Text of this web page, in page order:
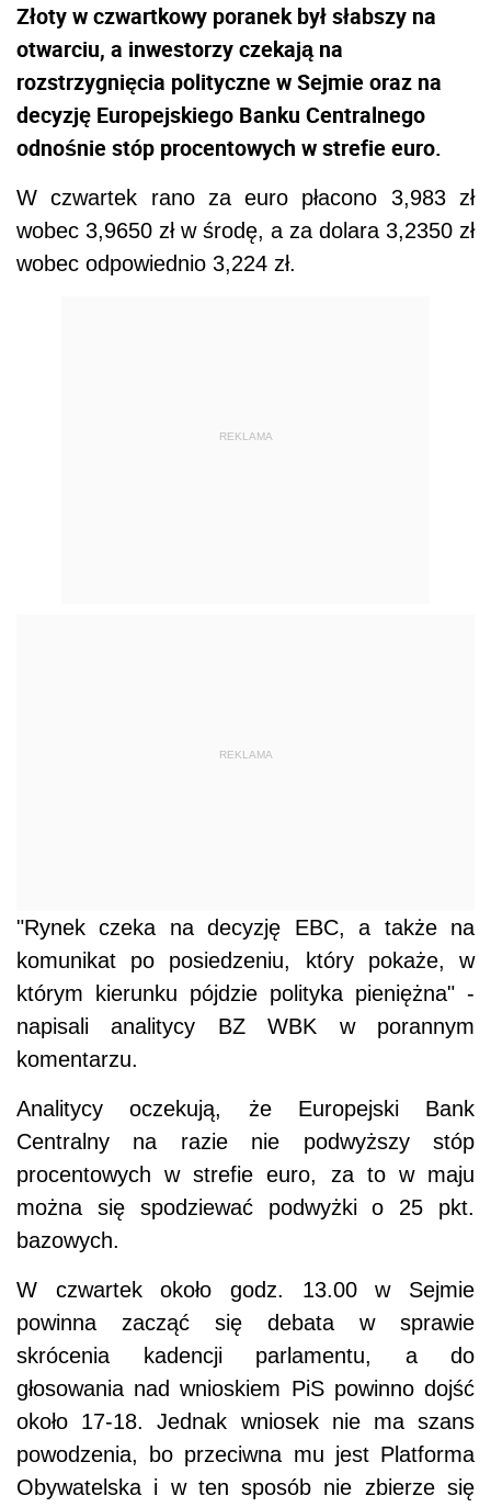
Złoty w czwartkowy poranek był słabszy na
otwarciu, a inwestorzy czekają na
rozstrzygnięcia polityczne w Sejmie oraz na
decyzję Europejskiego Banku Centralnego
odnośnie stóp procentowych w strefie euro.
W czwartek rano za euro płacono 3,983 zł
wobec 3,9650 zł w środę, a za dolara 3,2350 zł
wobec odpowiednio 3,224 zł.
REKLAMA
REKLAMA
"Rynek czeka na decyzję EBC, a także na
komunikat po posiedzeniu, który pokaże, w
którym kierunku pójdzie polityka pieniężna" -
napisali analitycy BZ WBK w porannym
komentarzu.
Analitycy oczekują, że Europejski Bank
Centralny na razie nie podwyższy stóp
procentowych w strefie euro, za to w maju
można się spodziewać podwyżki o 25 pkt.
bazowych.
W czwartek około godz. 13.00 w Sejmie
powinna zacząć się debata w sprawie
skrócenia kadencji parlamentu, a do
głosowania nad wnioskiem PiS powinno dojść
około 17-18. Jednak wniosek nie ma szans
powodzenia, bo przeciwna mu jest Platforma
Obywatelska i w ten sposób nie zbierze się